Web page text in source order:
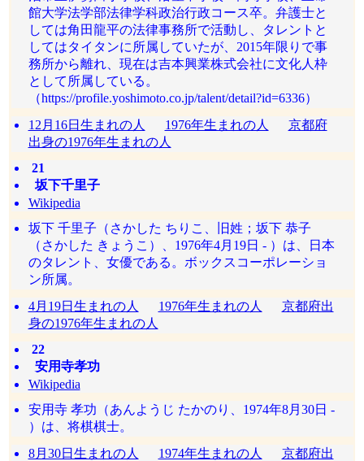
館大学法学部法律学科政治行政コース卒。弁護士と
しては角田龍平の法律事務所で活動し、タレントと
してはタイタンに所属していたが、2015年限りで事
務所から離れ、現在は吉本興業株式会社に文化人枠
として所属している。
（https://profile.yoshimoto.co.jp/talent/detail?id=6336）
12月16日生まれの人
1976年生まれの人
京都府
出身の1976年生まれの人
21
坂下千里子
Wikipedia
坂下 千里子（さかした ちりこ、旧姓；坂下 恭子
（さかした きょうこ）、1976年4月19日 - ）は、日本
のタレント、女優である。ボックスコーポレーショ
ン所属。
4月19日生まれの人
1976年生まれの人
京都府出
身の1976年生まれの人
22
安用寺孝功
Wikipedia
安用寺 孝功（あんようじ たかのり、1974年8月30日 -
）は、将棋棋士。
8月30日生まれの人
1974年生まれの人
京都府出